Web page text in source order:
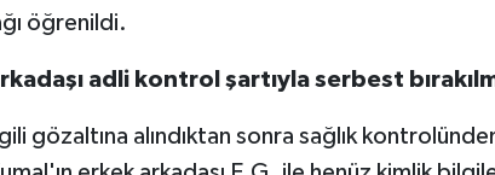
öğrenildi.
adli kontrol şartıyla serbest
gözaltına alındıktan sonra sağlık